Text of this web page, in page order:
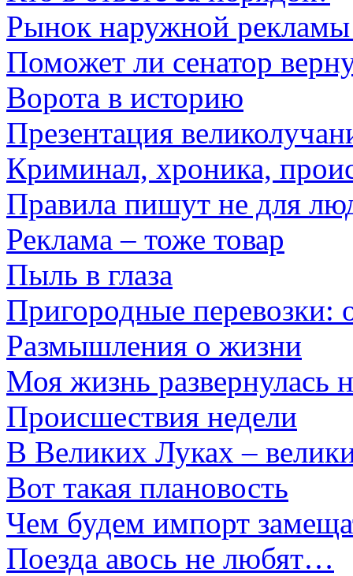
Рынок наружной рекламы
Поможет ли сенатор
Ворота в историю
Презентация
Криминал, хроника,
Правила пишут не для
Реклама – тоже товар
Пыль в глаза
Пригородные перевозки:
Размышления о жизни
Моя жизнь развернулась
Происшествия недели
В Великих Луках –
Вот такая плановость
Чем будем импорт
Поезда авось не любят…